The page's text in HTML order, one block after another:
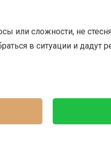
или сложности, не
в ситуации и дадут